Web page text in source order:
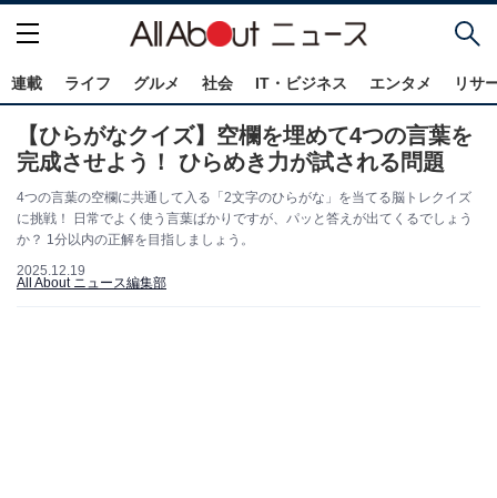
連載 ライフ グルメ 社会 IT・ビジネス エンタメ リサ
【ひらがなクイズ】空欄を埋めて4つの言葉を
完成させよう！ ひらめき力が試される問題
4つの言葉の空欄に共通して入る「2文字のひらがな」を当てる脳トレクイズ
に挑戦！ 日常でよく使う言葉ばかりですが、パッと答えが出てくるでしょう
か？ 1分以内の正解を目指しましょう。
2025.12.19
All About ニュース編集部